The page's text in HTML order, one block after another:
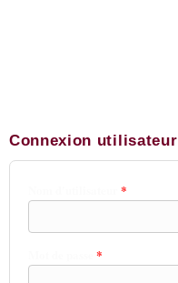
Connexion utilisateur
*
*